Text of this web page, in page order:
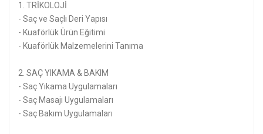
1. TRİKOLOJİ
- Saç ve Saçlı Deri Yapısı
- Kuaförlük Ürün Eğitimi
- Kuaförlük Malzemelerini Tanıma
2. SAÇ YIKAMA & BAKIM
- Saç Yıkama Uygulamaları
- Saç Masajı Uygulamaları
- Saç Bakım Uygulamaları